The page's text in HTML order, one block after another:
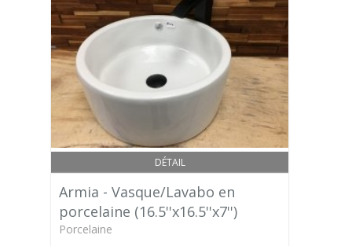
DÉTAIL
Armia - Vasque/Lavabo en
porcelaine (16.5''x16.5''x7'')
Porcelaine